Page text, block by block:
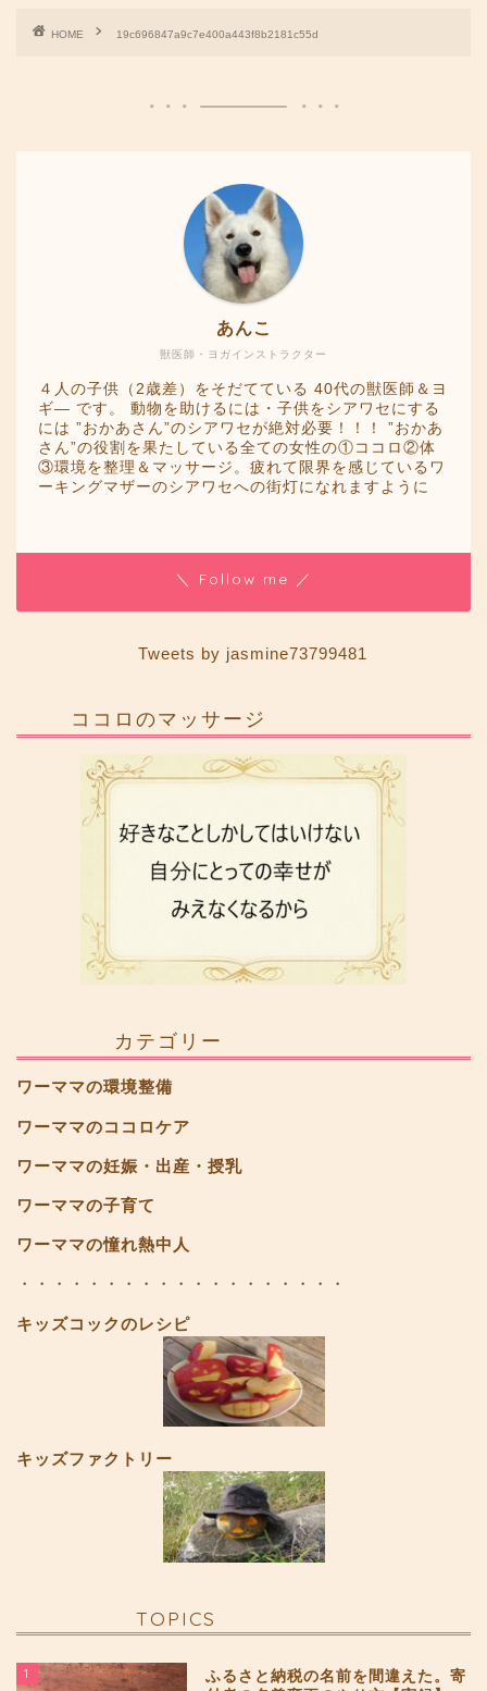
HOME 19c696847a9c7e400a443f8b2181c55d
獣医師・ヨガインストラクター
あんこ
４人の子供（2歳差）をそだてている 40代の獣医師＆ヨ
ギ― です。 動物を助けるには・子供をシアワセにする
には ”おかあさん”のシアワセが絶対必要！！！ ”おかあ
さん”の役割を果たしている全ての女性の①ココロ②体
③環境を整理＆マッサージ。疲れて限界を感じているワ
ーキングマザーのシアワセへの街灯になれますように
＼ Follow me ／
Tweets by jasmine73799481
ココロのマッサージ
カテゴリー
ワーママの環境整備
ワーママのココロケア
ワーママの妊娠・出産・授乳
ワーママの子育て
ワーママの憧れ熱中人
・・・・・・・・・・・・・・・・・・・
キッズコックのレシピ
キッズファクトリー
TOPICS
1
ふるさと納税の名前を間違えた。寄